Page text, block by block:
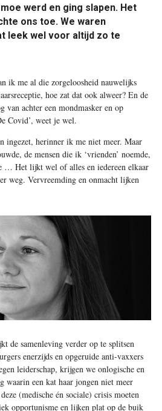
werd en ging slapen. Het
ons toe. We waren
leek wel voor altijd zo te
ik me al die zorgeloosheid nauwelijks
hoe zat dat ook alweer? En de
van achter een mondmasker en op
Covid’, weet je wel.
ingezet, herinner ik me niet meer. Maar
de mensen die ik ‘vrienden’ noemde,
… Het lijkt wel of alles en iedereen elkaar
weg. Vervreemding en onmacht lijken
de samenleving verder op te splitsen
enerzijds en opgeruide anti-vaxxers
leiderschap, krijgen we onlogische en
waarin een kat haar jongen niet meer
(medische én sociale) crisis moeten
opportunisme en lijken plat op de buik